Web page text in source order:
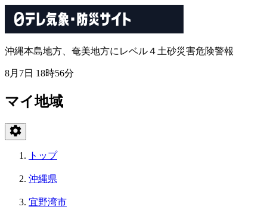
沖縄本島地方、奄美地方にレベル４土砂災害危険警報
8月7日 18時56分
マイ地域
トップ
沖縄県
宜野湾市